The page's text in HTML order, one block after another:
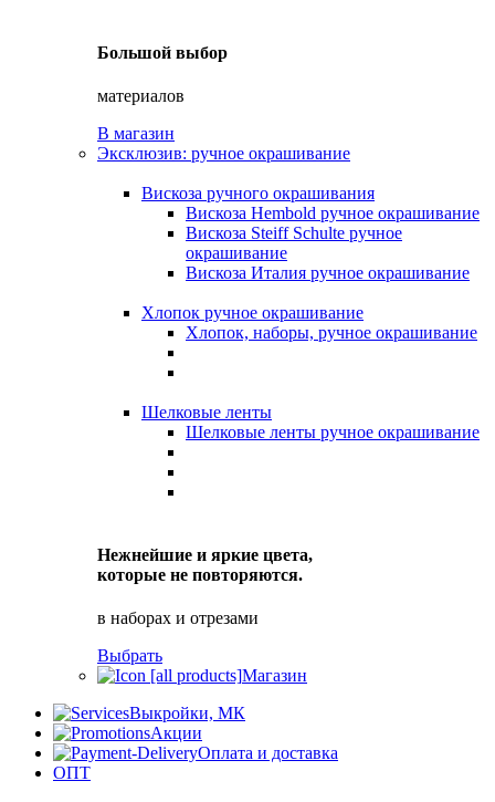
Большой выбор
материалов
В магазин
Эксклюзив: ручное окрашивание
Вискоза ручного окрашивания
Вискоза Hembold ручное окрашивание
Вискоза Steiff Schulte ручное
окрашивание
Вискоза Италия ручное окрашивание
Хлопок ручное окрашивание
Хлопок, наборы, ручное окрашивание
Шелковые ленты
Шелковые ленты ручное окрашивание
Нежнейшие и яркие цвета,
которые не повторяются.
в наборах и отрезами
Выбрать
Магазин
Выкройки, МК
Акции
Оплата и доставка
ОПТ